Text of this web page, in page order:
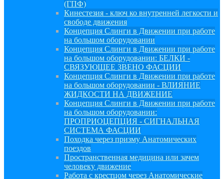
(ГПФ)
Кинестезия - ключ ко внутренней легкости и
свободе движения
Концепция Слинги в Движении при работе
на большом оборудовании
Концепция Слинги в Движении при работе
на большом оборудовании: БЕЛКИ -
СВЯЗУЮЩЕЕ ЗВЕНО ФАСЦИИ
Концепция Слинги в Движении при работе
на большом оборудовании - ВЛИЯНИЕ
ЖИДКОСТИ НА ДВИЖЕНИЕ
Концепция Слинги в Движении при работе
на большом оборудовании:
ПРОПРИОЦЕПЦИЯ - СИГНАЛЬНАЯ
СИСТЕМА ФАСЦИИ
Походка через призму Анатомических
поездов
Пространственная медицина или зачем
человеку движение
Работа с крестцом через Анатомические